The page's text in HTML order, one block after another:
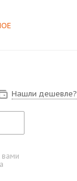
Нашли дешевле?
вами